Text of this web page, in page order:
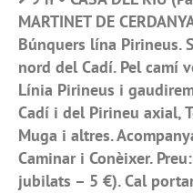
MARTINET DE
Búnquers lína Pirineus.
nord del Cadí. Pel camí
Línia Pirineus i
Cadí i del Pirineu axial,
Muga i altres.
Caminar i Conèixer.
jubilats – 5 €). Cal